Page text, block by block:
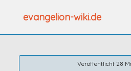
evangelion-wiki.de
Veröffentlicht 28